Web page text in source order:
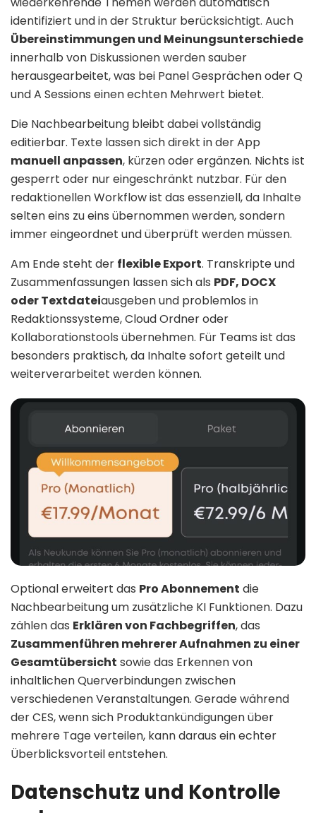
identifiziert und in der Struktur berücksichtigt. Auch
Übereinstimmungen und Meinungsunterschiede
innerhalb von Diskussionen werden sauber
herausgearbeitet, was bei Panel Gesprächen oder Q
und A Sessions einen echten Mehrwert bietet.
Die Nachbearbeitung bleibt dabei vollständig
editierbar. Texte lassen sich direkt in der App
manuell anpassen, kürzen oder ergänzen. Nichts ist
gesperrt oder nur eingeschränkt nutzbar. Für den
redaktionellen Workflow ist das essenziell, da Inhalte
selten eins zu eins übernommen werden, sondern
immer eingeordnet und überprüft werden müssen.
Am Ende steht der flexible Export. Transkripte und
Zusammenfassungen lassen sich als PDF, DOCX
oder Textdateiausgeben und problemlos in
Redaktionssysteme, Cloud Ordner oder
Kollaborationstools übernehmen. Für Teams ist das
besonders praktisch, da Inhalte sofort geteilt und
weiterverarbeitet werden können.
Optional erweitert das Pro Abonnement die
Nachbearbeitung um zusätzliche KI Funktionen. Dazu
zählen das Erklären von Fachbegriffen, das
Zusammenführen mehrerer Aufnahmen zu einer
Gesamtübersicht sowie das Erkennen von
inhaltlichen Querverbindungen zwischen
verschiedenen Veranstaltungen. Gerade während
der CES, wenn sich Produktankündigungen über
mehrere Tage verteilen, kann daraus ein echter
Überblicksvorteil entstehen.
Datenschutz und Kontrolle